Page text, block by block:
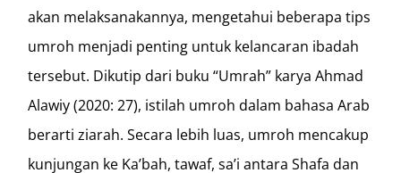
akan melaksanakannya, mengetahui beberapa tips
umroh menjadi penting untuk kelancaran ibadah
tersebut. Dikutip dari buku “Umrah” karya Ahmad
Alawiy (2020: 27), istilah umroh dalam bahasa Arab
berarti ziarah. Secara lebih luas, umroh mencakup
kunjungan ke Ka’bah, tawaf, sa’i antara Shafa dan